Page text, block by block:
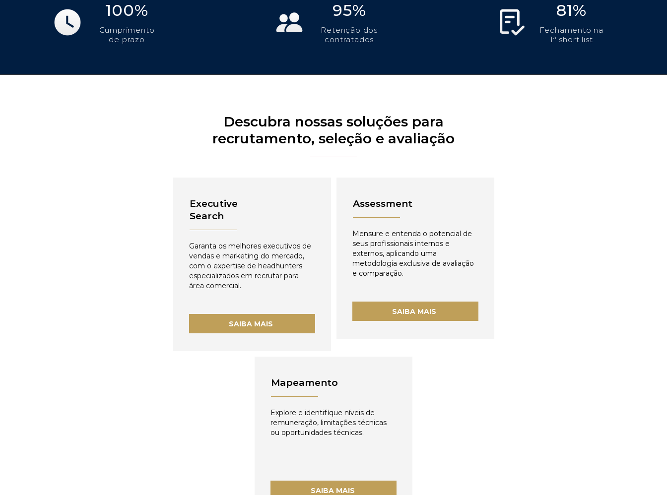
100%
Cumprimento
de prazo
95%
Retenção dos
contratados
81%
Fechamento na
1ª short list
Descubra nossas soluções para
recrutamento, seleção e avaliação
Executive
Search
Garanta os melhores executivos de
vendas e marketing do mercado,
com o expertise de headhunters
especializados em recrutar para
área comercial.
SAIBA MAIS
Assessment
Mensure e entenda o potencial de
seus profissionais internos e
externos, aplicando uma
metodologia exclusiva de avaliação
e comparação.
SAIBA MAIS
Mapeamento
Explore e identifique níveis de
remuneração, limitações técnicas
ou oportunidades técnicas.
SAIBA MAIS